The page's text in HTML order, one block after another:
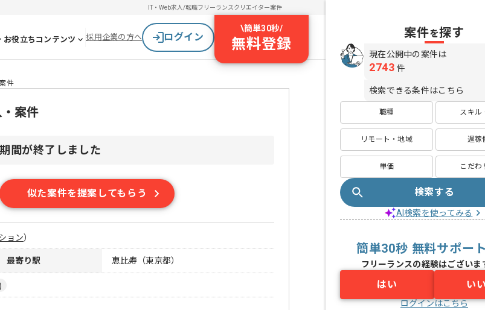
IT・Web求人/転職フリーランスクリエイター案件
お役立ちコンテンツ 採用企業の方へ ログイン
\簡単30秒/
無料登録
件
・案件
間が終了しました
似た案件を提案してもらう
ョン）
最寄り駅 恵比寿（東京都）
案件を探す
現在公開中の案件は
2743 件
検索できる条件はこちら
職種 スキル
リモート・地域 週稼
単価 こだわ
検索する
AI検索を使ってみる
簡単30秒 無料サポー
フリーランスの経験はございま
はい い
ログインはこちら